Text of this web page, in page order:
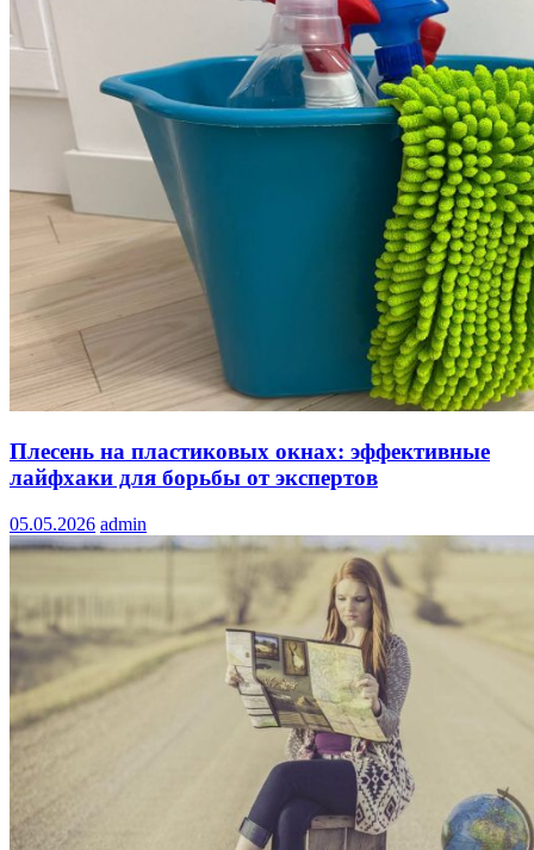
Плесень на пластиковых окнах: эффективные
лайфхаки для борьбы от экспертов
05.05.2026 admin